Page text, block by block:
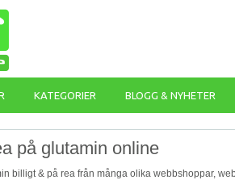
KATEGORIER BLOGG & NYHETER
på glutamin online
billigt & på rea från många olika webbshoppar,